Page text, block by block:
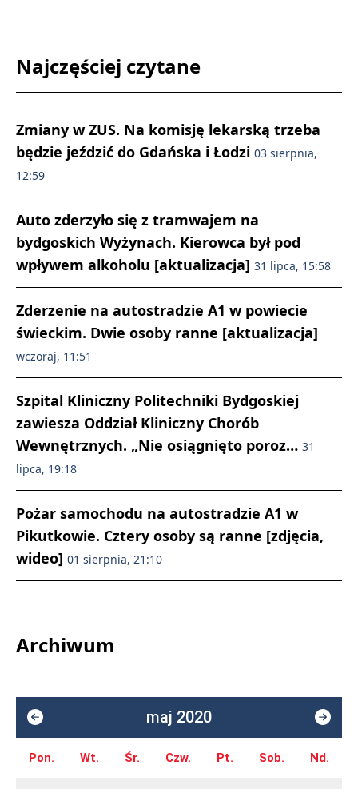
Najczęściej czytane
Zmiany w ZUS. Na komisję lekarską trzeba
będzie jeździć do Gdańska i Łodzi 03 sierpnia,
12:59
Auto zderzyło się z tramwajem na
bydgoskich Wyżynach. Kierowca był pod
wpływem alkoholu [aktualizacja] 31 lipca, 15:58
Zderzenie na autostradzie A1 w powiecie
świeckim. Dwie osoby ranne [aktualizacja]
wczoraj, 11:51
Szpital Kliniczny Politechniki Bydgoskiej
zawiesza Oddział Kliniczny Chorób
Wewnętrznych. „Nie osiągnięto poroz… 31
lipca, 19:18
Pożar samochodu na autostradzie A1 w
Pikutkowie. Cztery osoby są ranne [zdjęcia,
wideo] 01 sierpnia, 21:10
Archiwum
maj 2020
Pon. Wt. Śr. Czw. Pt. Sob. Nd.